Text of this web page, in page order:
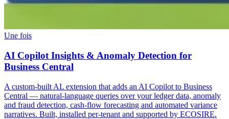
Une fois
AI Copilot Insights & Anomaly Detection for
Business Central
A custom-built AL extension that adds an AI Copilot to Business
Central — natural-language queries over your ledger data, anomaly
and fraud detection, cash-flow forecasting and automated variance
narratives. Built, installed per-tenant and supported by ECOSIRE.